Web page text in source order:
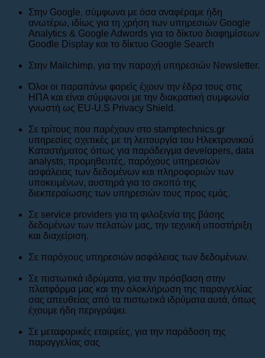
Στην Google, σύμφωνα με όσα αναφέραμε ήδη
ανωτέρω, ιδίως για τη χρήση των υπηρεσιών Google
Analytics & Google Adwords για το δίκτυο διαφημίσεων
Goodle Display και το δίκτυο Google Search
Στην Mailchimp, για την παροχή υπηρεσιών Newsletter.
Όλοι οι παραπάνω φορείς έχουν την έδρα τους στις
ΗΠΑ και είναι σύμφωνοι με την διακρατική συμφωνία
γνωστή ως EU-U.S Privacy Shield.
Σε τρίτους που παρέχουν στο stamptechnics.gr
υπηρεσίες σχετικές με τη λειτουργία του Ηλεκτρονικού
Καταστήματος όπως για παράδειγμα developers, data
analysts, προμηθευτές, παρόχους υπηρεσιών
ασφάλειας των δεδομένων και πληροφοριών των
υποκειμένων, αυστηρά για το σκοπό της
διεκπεραίωσης των υπηρεσιών τους προς εμάς.
Σε service providers για τη φιλοξενία της βάσης
δεδομένων των πελατών μας, την τεχνική υποστήριξη
και διαχείριση.
Σε παρόχους υπηρεσιών ασφάλειας των δεδομένων.
Σε πιστωτικά ιδρύματα, για την πρόσβαση στην
πλατφόρμα μας και την ολοκλήρωση της παραγγελίας
σας απευθείας από τα πιστωτικά ιδρύματα αυτά, όπως
έχουμε ήδη περιγράψει.
Σε μεταφορικές εταιρείες, για την παράδοση της
παραγγελίας σας